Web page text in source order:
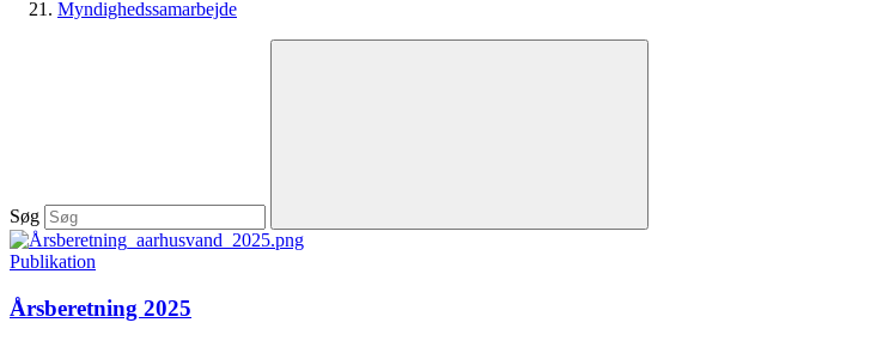
Myndighedssamarbejde
Søg
Publikation
Årsberetning 2025